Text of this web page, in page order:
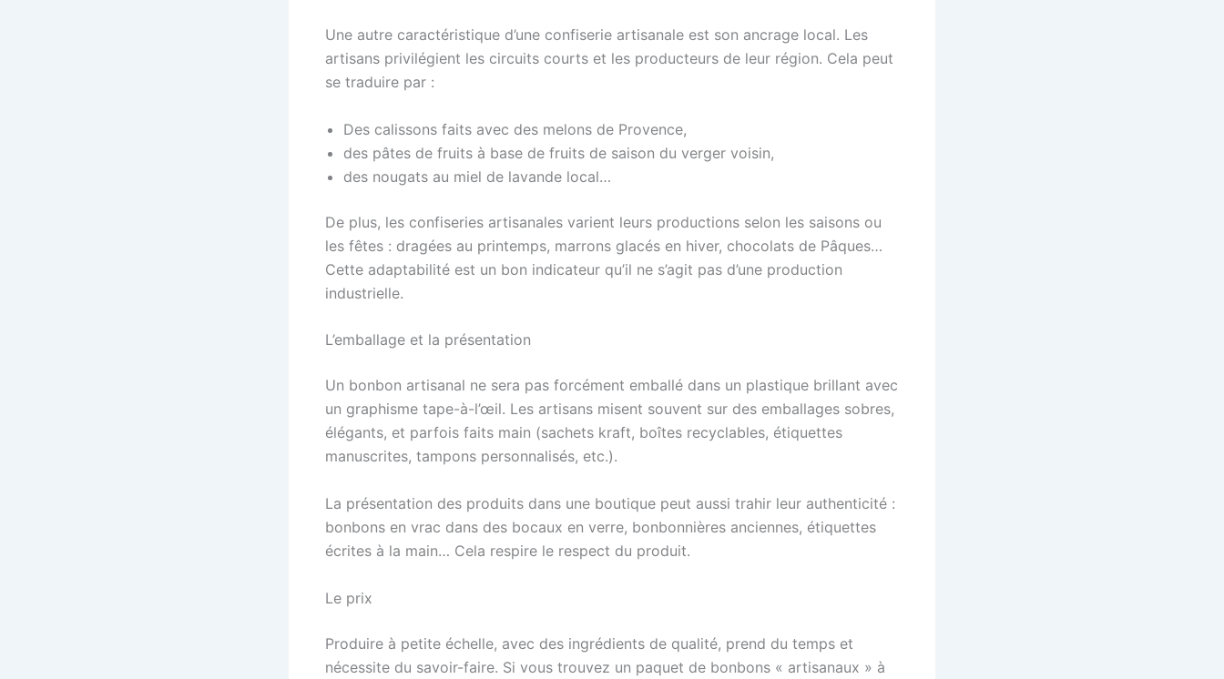
Une autre caractéristique d’une confiserie artisanale est son ancrage local. Les
artisans privilégient les circuits courts et les producteurs de leur région. Cela peut
se traduire par :
Des calissons faits avec des melons de Provence,
des pâtes de fruits à base de fruits de saison du verger voisin,
des nougats au miel de lavande local…
De plus, les confiseries artisanales varient leurs productions selon les saisons ou
les fêtes : dragées au printemps, marrons glacés en hiver, chocolats de Pâques…
Cette adaptabilité est un bon indicateur qu’il ne s’agit pas d’une production
industrielle.
L’emballage et la présentation
Un bonbon artisanal ne sera pas forcément emballé dans un plastique brillant avec
un graphisme tape-à-l’œil. Les artisans misent souvent sur des emballages sobres,
élégants, et parfois faits main (sachets kraft, boîtes recyclables, étiquettes
manuscrites, tampons personnalisés, etc.).
La présentation des produits dans une boutique peut aussi trahir leur authenticité :
bonbons en vrac dans des bocaux en verre, bonbonnières anciennes, étiquettes
écrites à la main… Cela respire le respect du produit.
Le prix
Produire à petite échelle, avec des ingrédients de qualité, prend du temps et
nécessite du savoir-faire. Si vous trouvez un paquet de bonbons « artisanaux » à